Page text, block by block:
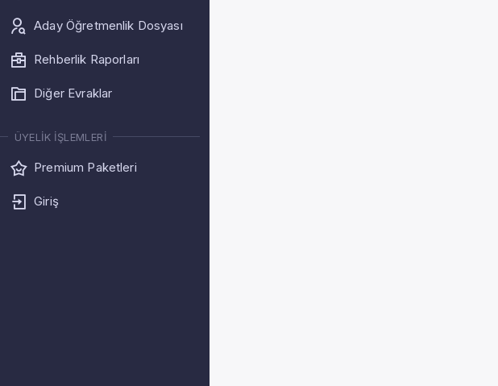
Aday Öğretmenlik Dosyası
Rehberlik Raporları
Diğer Evraklar
ÜYELIK İŞLEMLERI
Premium Paketleri
Giriş